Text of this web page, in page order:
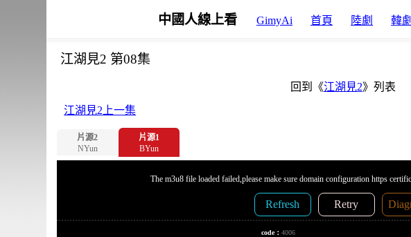
中國人線上看 GimyAi 首頁 陸劇 韓劇
江湖見2 第08集
回到《江湖見2》列表
江湖見2上一集
片源2
NYun
片源1
BYun